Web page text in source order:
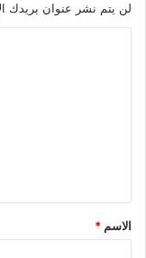
لن يتم نشر عنوان بريدك
الاسم *